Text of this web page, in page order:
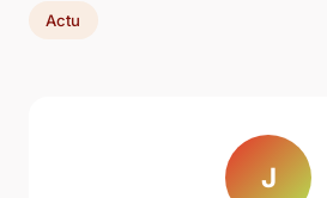
Actu
J